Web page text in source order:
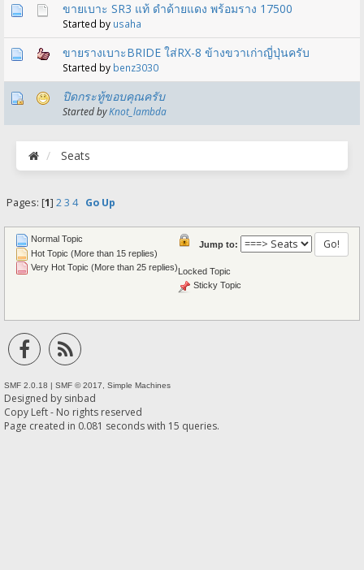
ขายเบาะ SR3 แท้ ดำด้ายแดง พร้อมราง 17500
Started by usaha
ขายรางเบาะBRIDE ใส่RX-8 ข้างขวาเก่าญี่ปุ่นครับ
Started by benz3030
ปิดกระทู้ขอบคุณครับ
Started byKnot_lambda
Seats
Pages: [1] 2 3 4 Go Up
Jump to:
Normal Topic
Hot Topic (More than 15 replies)
Very Hot Topic (More than 25 replies) Locked Topic
Sticky Topic
SMF 2.0.18 | SMF © 2017 Simple Machines
Designed by sinbad
Copy Left - No rights reserved
Page created in 0.081 seconds with 15 queries.